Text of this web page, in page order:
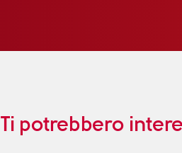
Ti potrebbero